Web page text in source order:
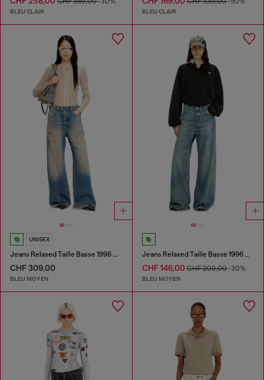
BLEU CLAIR BLEU CLAIR
UNISEX
Jeans Relaxed Taille Basse 1996 D-Sire
CHF 309,00
BLEU MOYEN
Jeans Relaxed Taille Basse 1996 D-Sire
CHF 146,00CHF 209,00-30%
BLEU MOYEN